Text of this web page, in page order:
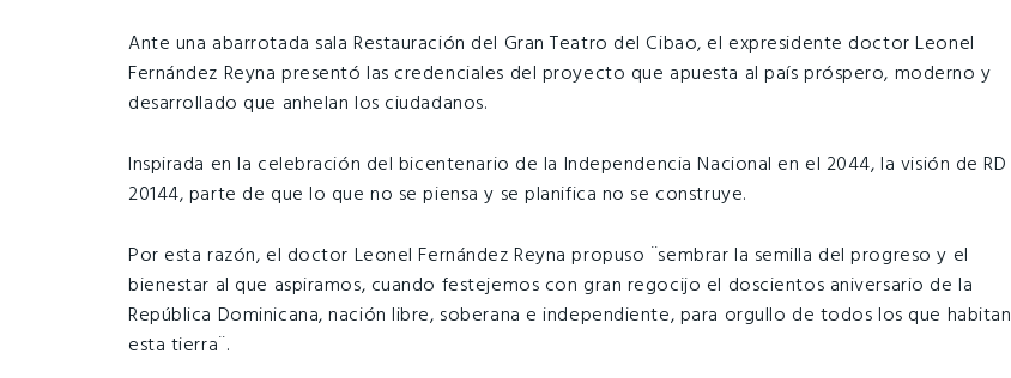
Ante una abarrotada sala Restauración del Gran Teatro del Cibao, el expresidente doctor Leonel
Fernández Reyna presentó las credenciales del proyecto que apuesta al país próspero, moderno y
desarrollado que anhelan los ciudadanos.
Inspirada en la celebración del bicentenario de la Independencia Nacional en el 2044, la visión de RD
20144, parte de que lo que no se piensa y se planifica no se construye.
Por esta razón, el doctor Leonel Fernández Reyna propuso ¨sembrar la semilla del progreso y el
bienestar al que aspiramos, cuando festejemos con gran regocijo el doscientos aniversario de la
República Dominicana, nación libre, soberana e independiente, para orgullo de todos los que habitan
esta tierra¨.